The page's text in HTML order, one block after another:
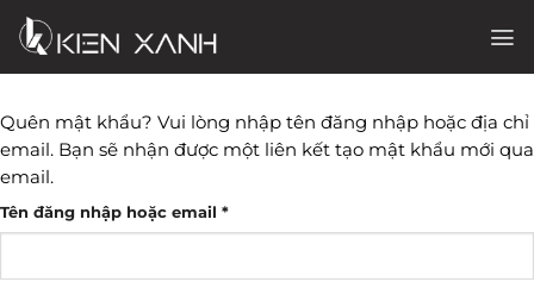
Chuyển
đến
Quên mật khẩu? Vui lòng nhập tên đăng nhập hoặc địa chỉ
email. Bạn sẽ nhận được một liên kết tạo mật khẩu mới qua
email.
Tên đăng nhập hoặc email *Bắt
buộc